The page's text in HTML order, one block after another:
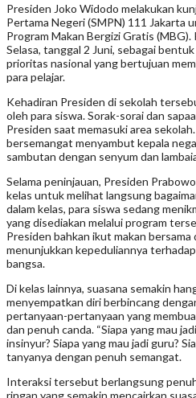
Presiden Joko Widodo melakukan
Pertama Negeri (SMPN) 111 Jakarta
Program Makan Bergizi Gratis
Selasa, tanggal 2 Juni, sebagai
prioritas nasional yang bertujuan
para pelajar.
Kehadiran Presiden di sekolah
oleh para siswa. Sorak-sorai dan
Presiden saat memasuki area
bersemangat menyambut kepala
sambutan dengan senyum dan
Selama peninjauan, Presiden
kelas untuk melihat langsung
dalam kelas, para siswa sedang
yang disediakan melalui program
Presiden bahkan ikut makan bersama
menunjukkan kepeduliannya
bangsa.
Di kelas lainnya, suasana semakin
menyempatkan diri berbincang
pertanyaan-pertanyaan yang
dan penuh canda. “Siapa yang mau
insinyur? Siapa yang mau jadi guru?
tanyanya dengan penuh semangat.
Interaksi tersebut berlangsung
ringan yang semakin mencairkan